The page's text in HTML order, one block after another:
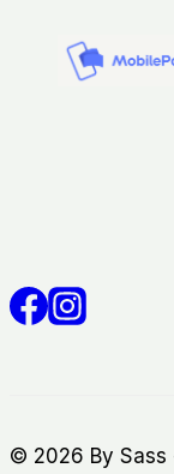
© 2026 By Sass